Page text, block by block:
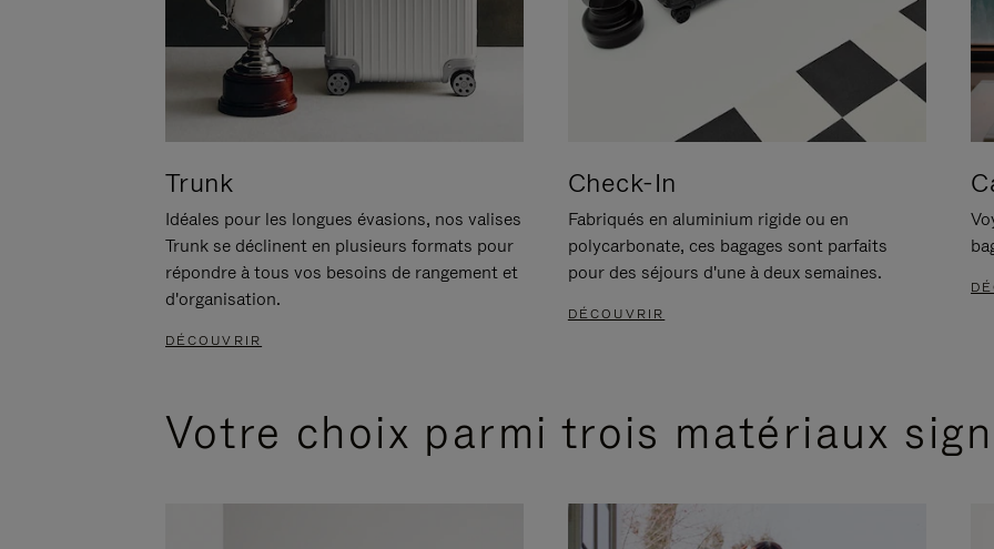
Trunk
Idéales pour les longues évasions, nos valises
Trunk se déclinent en plusieurs formats pour
répondre à tous vos besoins de rangement et
d'organisation.
DÉCOUVRIR
Check-In
Fabriqués en aluminium rigide ou en
polycarbonate, ces bagages sont parfaits
pour des séjours d'une à deux semaines.
DÉCOUVRIR
Votre choix parmi trois matériaux